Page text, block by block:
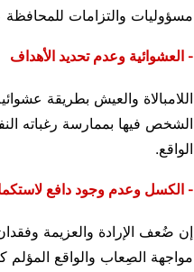
مسؤوليات والتزامات للمحافظة
- العشوائية وعدم تحديد الأهداف
اللامبالاة والعيش بطريقة
الشخص فيها بممارسة رغباته
الواقع.
- الكسل وعدم وجود دافع
إن ضُعف الإرادة والعزيمة
مواجهة الصِعاب والواقع